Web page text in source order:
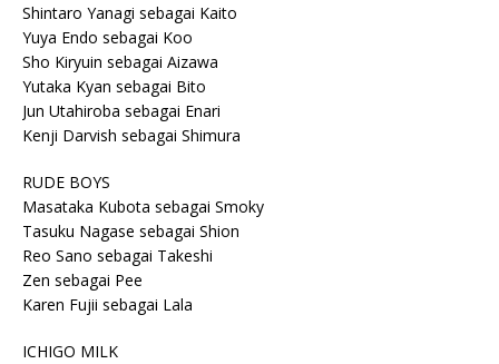
Shintaro Yanagi sebagai Kaito
Yuya Endo sebagai Koo
Sho Kiryuin sebagai Aizawa
Yutaka Kyan sebagai Bito
Jun Utahiroba sebagai Enari
Kenji Darvish sebagai Shimura
RUDE BOYS
Masataka Kubota sebagai Smoky
Tasuku Nagase sebagai Shion
Reo Sano sebagai Takeshi
Zen sebagai Pee
Karen Fujii sebagai Lala
ICHIGO MILK